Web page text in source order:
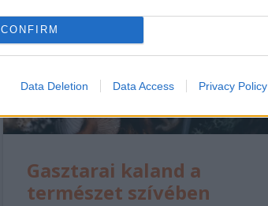
CONFIRM
Data Deletion Data Access Privacy Policy
Gasztarai kaland a
természet szívében